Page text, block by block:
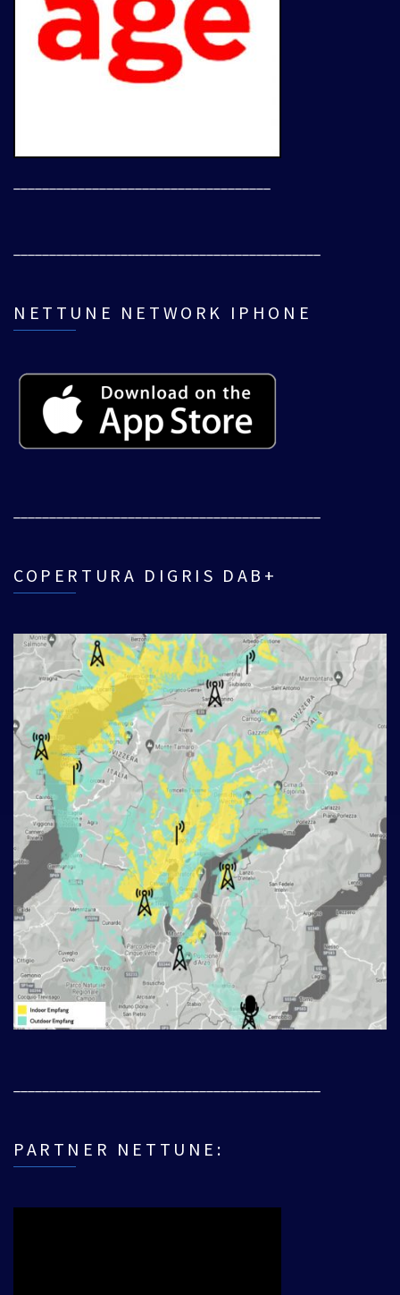
NETTUNE NETWORK IPHONE
COPERTURA DIGRIS DAB+
PARTNER NETTUNE: